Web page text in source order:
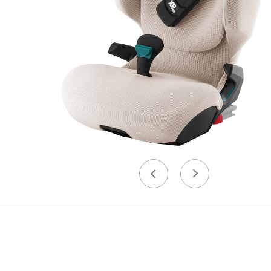
PrécédentSuivant